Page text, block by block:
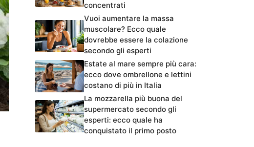
concentrati
Vuoi aumentare la massa
muscolare? Ecco quale
dovrebbe essere la colazione
secondo gli esperti
Estate al mare sempre più cara:
ecco dove ombrellone e lettini
costano di più in Italia
La mozzarella più buona del
supermercato secondo gli
esperti: ecco quale ha
conquistato il primo posto